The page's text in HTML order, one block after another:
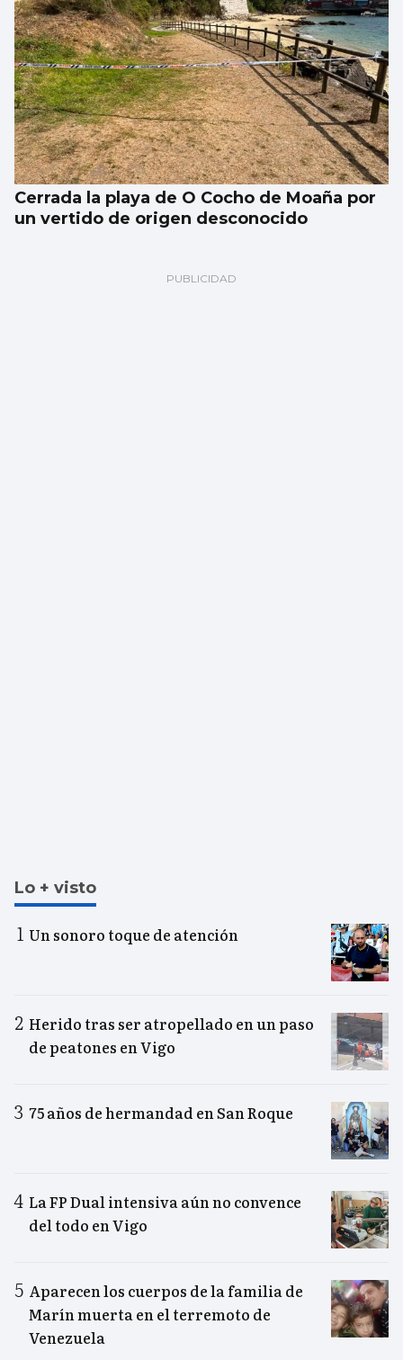
Cerrada la playa de O Cocho de Moaña por
un vertido de origen desconocido
Lo + visto
Un sonoro toque de atención
Herido tras ser atropellado en un paso
de peatones en Vigo
75 años de hermandad en San Roque
La FP Dual intensiva aún no convence
del todo en Vigo
Aparecen los cuerpos de la familia de
Marín muerta en el terremoto de
Venezuela